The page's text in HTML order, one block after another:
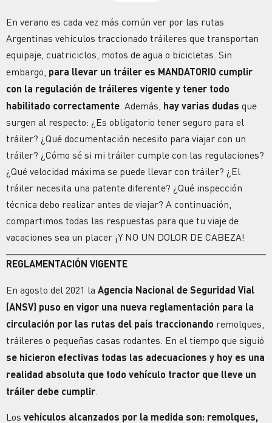
En verano es cada vez más común ver por las rutas
Argentinas vehículos traccionado tráileres que transportan
equipaje, cuatriciclos, motos de agua o bicicletas. Sin
embargo, para llevar un tráiler es MANDATORIO cumplir
con la regulación de tráileres vigente y tener todo
habilitado correctamente . Además, hay varias dudas que
surgen al respecto: ¿ Es obligatorio tener seguro para el
tráiler? ¿Qué documentación necesito para viajar con un
tráiler? ¿Cómo sé si mi tráiler cumple con las regulaciones?
¿Qué velocidad máxima se puede llevar con tráiler? ¿El
tráiler necesita una patente diferente? ¿Qué inspección
técnica debo realizar antes de viajar? A continuación,
compartimos todas las respuestas para que tu viaje de
vacaciones sea un placer ¡Y NO UN DOLOR DE CABEZA!
REGLAMENTACIÓN VIGENTE
En agosto del 2021 la Agencia Nacional de Seguridad Vial
(ANSV) puso en vigor una nueva reglamentación para la
circulación por las rutas del país traccionando remolques,
tráileres o pequeñas casas rodantes. En el tiempo que siguió
se hicieron efectivas todas las adecuaciones y hoy es una
realidad absoluta que todo vehículo tractor que lleve un
tráiler debe cumplir
Los vehículos alcanzados por la medida son: remolques,